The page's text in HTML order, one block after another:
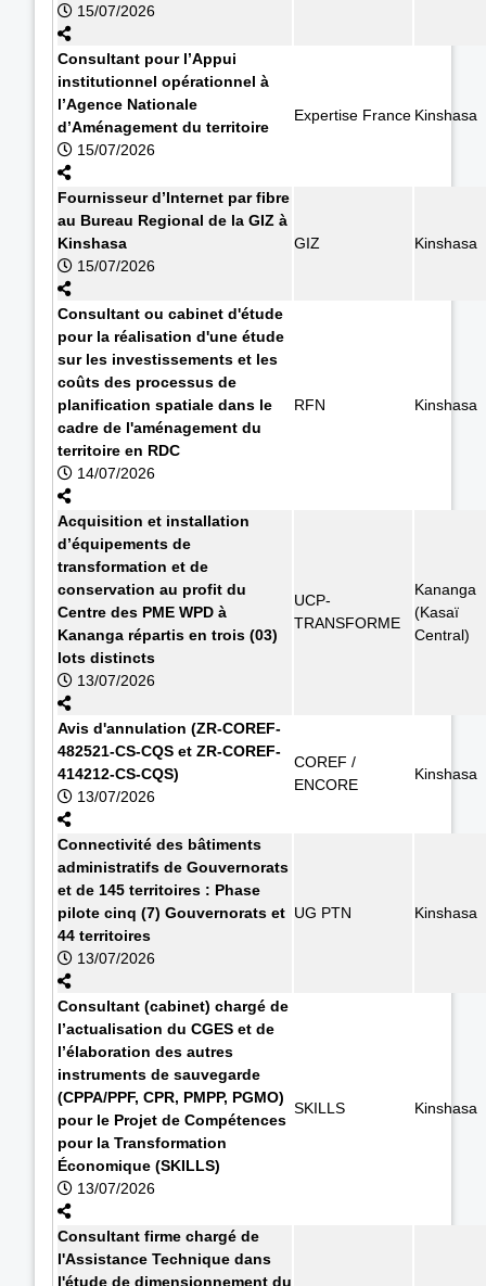
15/07/2026
Consultant pour l’Appui
institutionnel opérationnel à
l’Agence Nationale
d’Aménagement du territoire
15/07/2026
Expertise France Kinshasa
Fournisseur d’Internet par fibre
au Bureau Regional de la GIZ à
Kinshasa
15/07/2026
GIZ Kinshasa
Consultant ou cabinet d'étude
pour la réalisation d'une étude
sur les investissements et les
coûts des processus de
planification spatiale dans le
cadre de l'aménagement du
territoire en RDC
14/07/2026
RFN Kinshasa
Acquisition et installation
d’équipements de
transformation et de
conservation au profit du
Centre des PME WPD à
Kananga répartis en trois (03)
lots distincts
13/07/2026
UCP-
TRANSFORME
Kananga
(Kasaï
Central)
Avis d'annulation (ZR-COREF-
482521-CS-CQS et ZR-COREF-
414212-CS-CQS)
13/07/2026
COREF /
ENCORE
Kinshasa
Connectivité des bâtiments
administratifs de Gouvernorats
et de 145 territoires : Phase
pilote cinq (7) Gouvernorats et
44 territoires
13/07/2026
UG PTN Kinshasa
Consultant (cabinet) chargé de
l’actualisation du CGES et de
l’élaboration des autres
instruments de sauvegarde
(CPPA/PPF, CPR, PMPP, PGMO)
pour le Projet de Compétences
pour la Transformation
Économique (SKILLS)
13/07/2026
SKILLS Kinshasa
Consultant firme chargé de
l'Assistance Technique dans
l'étude de dimensionnement du